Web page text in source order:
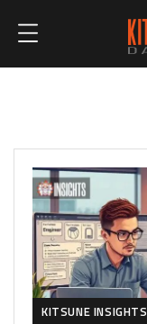
KITSUNE INSIGHTS